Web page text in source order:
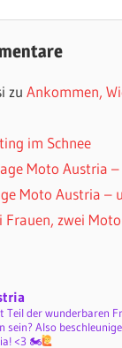
zuAnkommen,
im Schnee
Moto Austria
Moto Austria –
Frauen, zwei
Teil der wunderbaren
sein? Also
<3 🏍